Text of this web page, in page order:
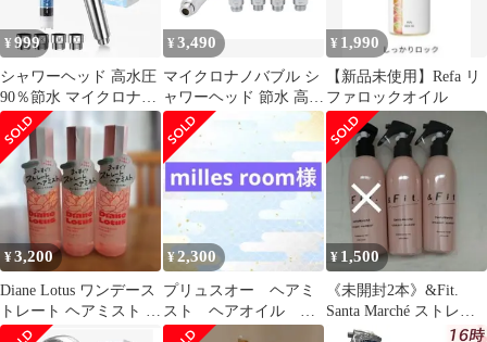
¥999
シャワーヘッド 高水圧
90％節水 マイクロナノ
バブル 6段階水流
¥3,490
マイクロナノバブル シ
ャワーヘッド 節水 高水
圧 塩素除去 美肌 保湿
効果｜ウルトラファイ
ンバブル 毛穴洗浄 スキ
ンケア効果 美容シャワ
ー 取付簡単 軽量 日本
製対応 5モード 手元止
水機能 敏感肌 子供対応
ギフトにも最適 シルバ
ー (固定) [固定]
¥ 1,990
【新品未使用】Refa リ
ファロックオイル
¥3,200
Diane Lotus ワンデース
トレート ヘアミスト 3
本セット
¥2,300
プリュスオー ヘアミ
スト ヘアオイル シ
ャンプートリートメン
¥ 1,500
《未開封2本》&Fit.
Santa Marché ストレー
トヘアミスト